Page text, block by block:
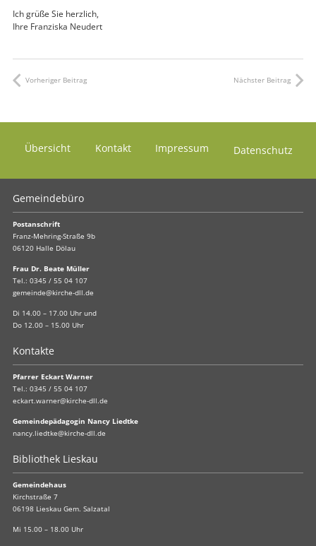
Ich grüße Sie herzlich,
Ihre Franziska Neudert
Vorheriger Beitrag Nächster Beitrag
Übersicht Kontakt Impressum Datenschutz
Gemeindebüro
Postanschrift
Franz-Mehring-Straße 9b
06120 Halle Dölau
Frau Dr. Beate Müller
Tel.: 0345 / 55 04 107
gemeinde@kirche-dll.de
Di 14.00 – 17.00 Uhr und
Do 12.00 – 15.00 Uhr
Kontakte
Pfarrer Eckart Warner
Tel.: 0345 / 55 04 107
eckart.warner@kirche-dll.de
Gemeindepädagogin Nancy Liedtke
nancy.liedtke@kirche-dll.de
Bibliothek Lieskau
Gemeindehaus
Kirchstraße 7
06198 Lieskau Gem. Salzatal
Mi 15.00 – 18.00 Uhr